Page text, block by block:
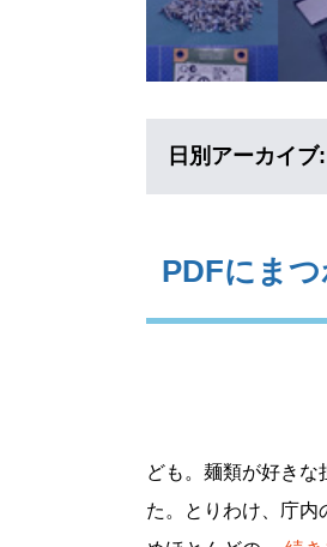
日別アーカイブ:
PDFにま
ども。麺類が好き
た。とりわけ、庁内